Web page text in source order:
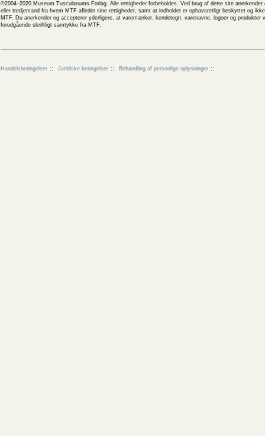
©2004–2020 Museum Tusculanums Forlag. Alle rettigheder forbeholdes. Ved brug af dette site
eller tredjemand fra hvem MTF afleder sine rettigheder, samt at indholdet er ophavsretligt beskyttet og
MTF. Du anerkender og accepterer yderligere, at varemærker, kendetegn, varenavne, logoer og
forudgående skriftligt samtykke fra MTF.
Handelsbetingelser Juridiske betingelser Behandling af personlige oplysninger